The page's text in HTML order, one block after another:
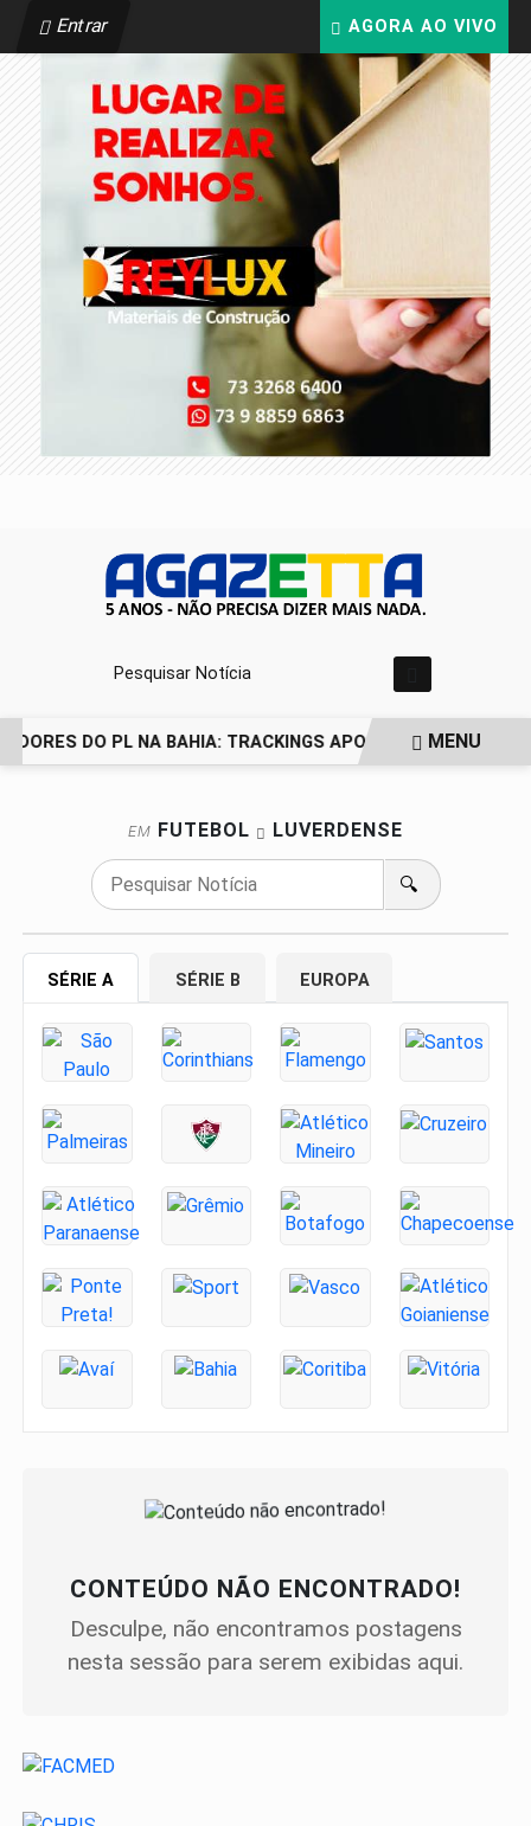
Entrar AGORA AO VIVO
Pesquisar Notícia
DO PL NA BAHIA: TRACKINGS APONTAM DRA.MENU
EM FUTEBOL LUVERDENSE
🔍
SÉRIE A SÉRIE B EUROPA
CONTEÚDO NÃO ENCONTRADO!
Desculpe, não encontramos postagens
nesta sessão para serem exibidas aqui.